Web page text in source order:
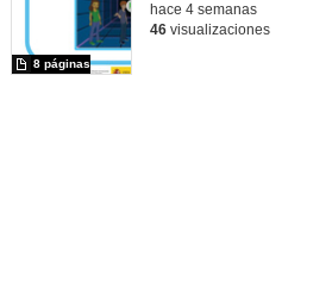
8 páginas
hace 4 semanas
46visualizaciones